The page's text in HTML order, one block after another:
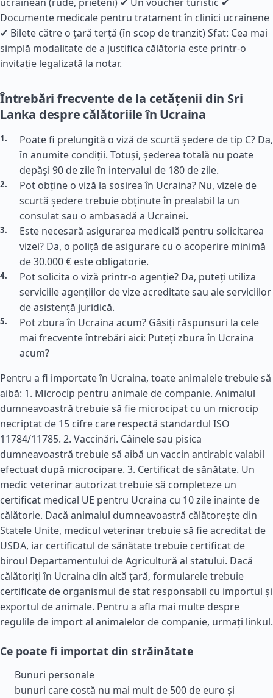
Documente medicale pentru tratament în clinici ucrainene
✔ Bilete către o țară terță (în scop de tranzit) Sfat: Cea mai
simplă modalitate de a justifica călătoria este printr-o
invitație legalizată la notar.
Întrebări frecvente de la cetățenii din Sri
Lanka despre călătoriile în Ucraina
Poate fi prelungită o viză de scurtă ședere de tip C? Da,
în anumite condiții. Totuși, șederea totală nu poate
depăși 90 de zile în intervalul de 180 de zile.
Pot obține o viză la sosirea în Ucraina? Nu, vizele de
scurtă ședere trebuie obținute în prealabil la un
consulat sau o ambasadă a Ucrainei.
Este necesară asigurarea medicală pentru solicitarea
vizei? Da, o poliță de asigurare cu o acoperire minimă
de 30.000 € este obligatorie.
Pot solicita o viză printr-o agenție? Da, puteți utiliza
serviciile agențiilor de vize acreditate sau ale serviciilor
de asistență juridică.
Pot zbura în Ucraina acum? Găsiți răspunsuri la cele
mai frecvente întrebări aici: Puteți zbura în Ucraina
acum?
Pentru a fi importate în Ucraina, toate animalele trebuie să
aibă: 1. Microcip pentru animale de companie. Animalul
dumneavoastră trebuie să fie microcipat cu un microcip
necriptat de 15 cifre care respectă standardul ISO
11784/11785. 2. Vaccinări. Câinele sau pisica
dumneavoastră trebuie să aibă un vaccin antirabic valabil
efectuat după microcipare. 3. Certificat de sănătate. Un
medic veterinar autorizat trebuie să completeze un
certificat medical UE pentru Ucraina cu 10 zile înainte de
călătorie. Dacă animalul dumneavoastră călătorește din
Statele Unite, medicul veterinar trebuie să fie acreditat de
USDA, iar certificatul de sănătate trebuie certificat de
biroul Departamentului de Agricultură al statului. Dacă
călătoriți în Ucraina din altă țară, formularele trebuie
certificate de organismul de stat responsabil cu importul și
exportul de animale. Pentru a afla mai multe despre
regulile de import al animalelor de companie, urmați linkul.
Ce poate fi importat din străinătate
Bunuri personale
bunuri care costă nu mai mult de 500 de euro și